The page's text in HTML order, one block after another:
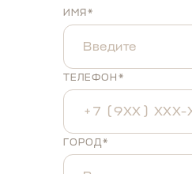
ИМЯ*
ТЕЛЕФОН*
ГОРОД*